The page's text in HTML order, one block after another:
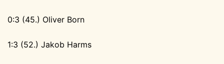
0:3 (45.) Oliver Born
1:3 (52.) Jakob Harms